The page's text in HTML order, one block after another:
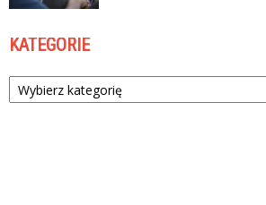
KATEGORIE
Kategorie